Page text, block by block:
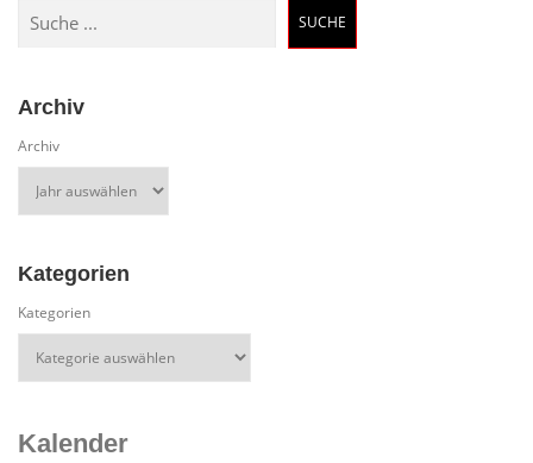
SUCHE
Archiv
Archiv
Kategorien
Kategorien
Kalender